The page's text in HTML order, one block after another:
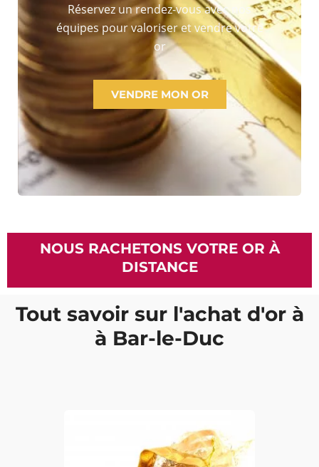
Réservez un rendez-vous avec nos
équipes pour valoriser et vendre votre
or
VENDRE MON OR
NOUS RACHETONS VOTRE OR À
DISTANCE
Tout savoir sur l'achat d'or à
à Bar-le-Duc